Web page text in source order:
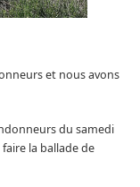
et nous avons
du samedi
la ballade de